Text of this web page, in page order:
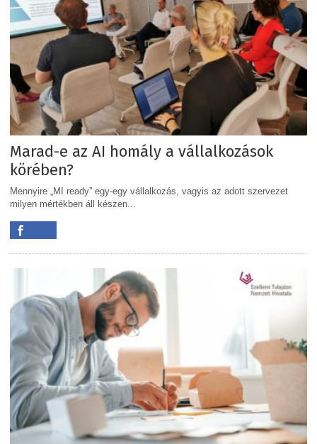
Marad-e az AI homály a vállalkozások
körében?
Mennyire „MI ready” egy-egy vállalkozás, vagyis az adott szervezet
milyen mértékben áll készen...